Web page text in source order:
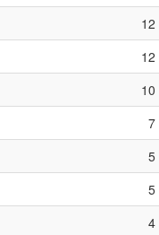
12
12
10
7
5
5
4